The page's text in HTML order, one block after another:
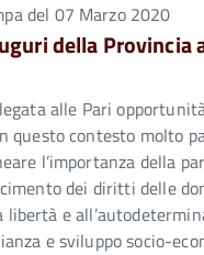
del 07 Marzo 2020
della Provincia
alle Pari
questo contesto molto
l’importanza della
dei diritti delle
e
e sviluppo socio-